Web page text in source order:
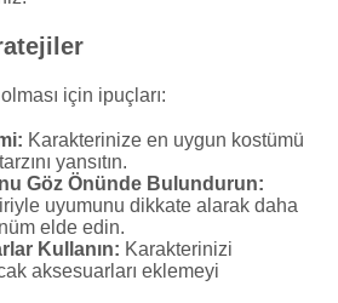
için ipuçları:
Karakterinize en uygun kostümü
yansıtın.
Göz Önünde Bulundurun:
uyumunu dikkate alarak daha
elde edin.
Kullanın: Karakterinizi
aksesuarları eklemeyi